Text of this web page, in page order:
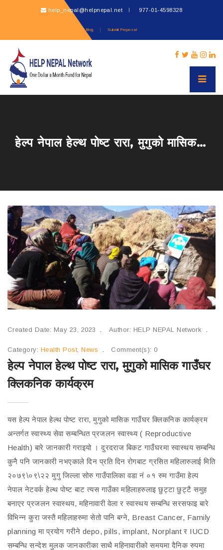
help_nepal@helpnepal.net 977-01-4598328
Blog Submit Proposal
हेल्प नेपाल हेल्थ पोष्ट रारा, मुगुको मासिक गाउँघर क्लिकनिक कार्यक्रम
Created Date: May 23, 2023 Author: HELP NEPAL Network
Category: Health Post,News Comment(s): 0
हेल्प नेपाल हेल्थ पोष्ट रारा, मुगुको मासिक गाउँघर
क्लिकनिक कार्यक्रम
यस हेल्प नेपाल हेल्थ पोष्ट रारा, मुगुको मासिक गाउँघर क्लिकनिक कार्यक्रम
अन्तर्गत स्वास्थ्य सेवा सम्बन्धित प्रजलन स्वास्थ्य ( Reproductive
Health) बारे जानकारी गराइयो । दुरदराज बिकट गाउँघरमा स्वास्थय सम्बन्धि
कुनै पनि जानकारी नभएकाले दिन प्रति दिन रोगबाट ग्रसित महिलारुलाई मिति
२०७९\०९\२२ मुगु जिल्ला सोरु गाउँपालिका वडा नं ०१ रुम गाउँमा हेल्प
नेपाल नेटवर्क हेल्थ पोष्ट बाट त्यस गाउँका महिलाहरुलाइ छुट्टा छुट्टै समुह
बनाएर प्रजलन स्वास्थय, महिनावारी वेला र स्वास्थय सम्बन्धि सरसफाइ बारे
विभिन्न कुरा जस्तै महिलाहरुमा सेतो पानि बग्ने, Breast Cancer, Family
planning मा प्रयोग गरीने depo, pills, implant, Norplant र IUCD
सम्बन्धि सन्देश मुलक जानकारीका साथै महिनावारीको समयमा दैनिक रुपमा